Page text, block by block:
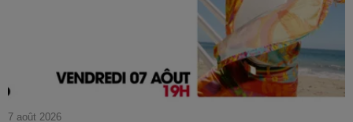
7 août 2026